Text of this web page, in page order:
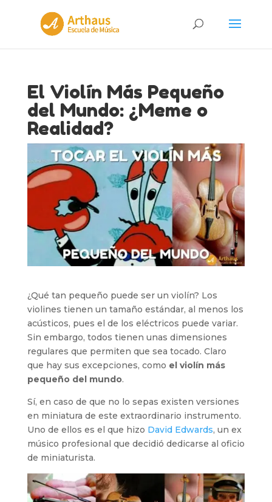
El Violín Más Pequeño
del Mundo: ¿Meme o
Realidad?
¿Qué tan pequeño puede ser un violín? Los
violines tienen un tamaño estándar, al menos los
acústicos, pues el de los eléctricos puede variar.
Sin embargo, todos tienen unas dimensiones
regulares que permiten que sea tocado. Claro
que hay sus excepciones, como el violín más
pequeño del mundo.
Sí, en caso de que no lo sepas existen versiones
en miniatura de este extraordinario instrumento.
Uno de ellos es el que hizo David Edwards, un ex
músico profesional que decidió dedicarse al oficio
de miniaturista.